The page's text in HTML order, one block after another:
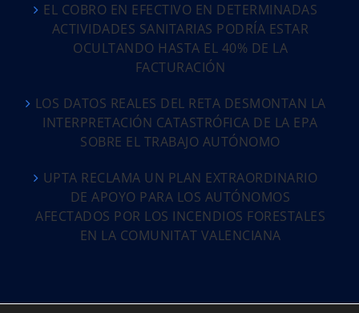
EL COBRO EN EFECTIVO EN DETERMINADAS
ACTIVIDADES SANITARIAS PODRÍA ESTAR
OCULTANDO HASTA EL 40% DE LA
FACTURACIÓN
LOS DATOS REALES DEL RETA DESMONTAN LA
INTERPRETACIÓN CATASTRÓFICA DE LA EPA
SOBRE EL TRABAJO AUTÓNOMO
UPTA RECLAMA UN PLAN EXTRAORDINARIO
DE APOYO PARA LOS AUTÓNOMOS
AFECTADOS POR LOS INCENDIOS FORESTALES
EN LA COMUNITAT VALENCIANA